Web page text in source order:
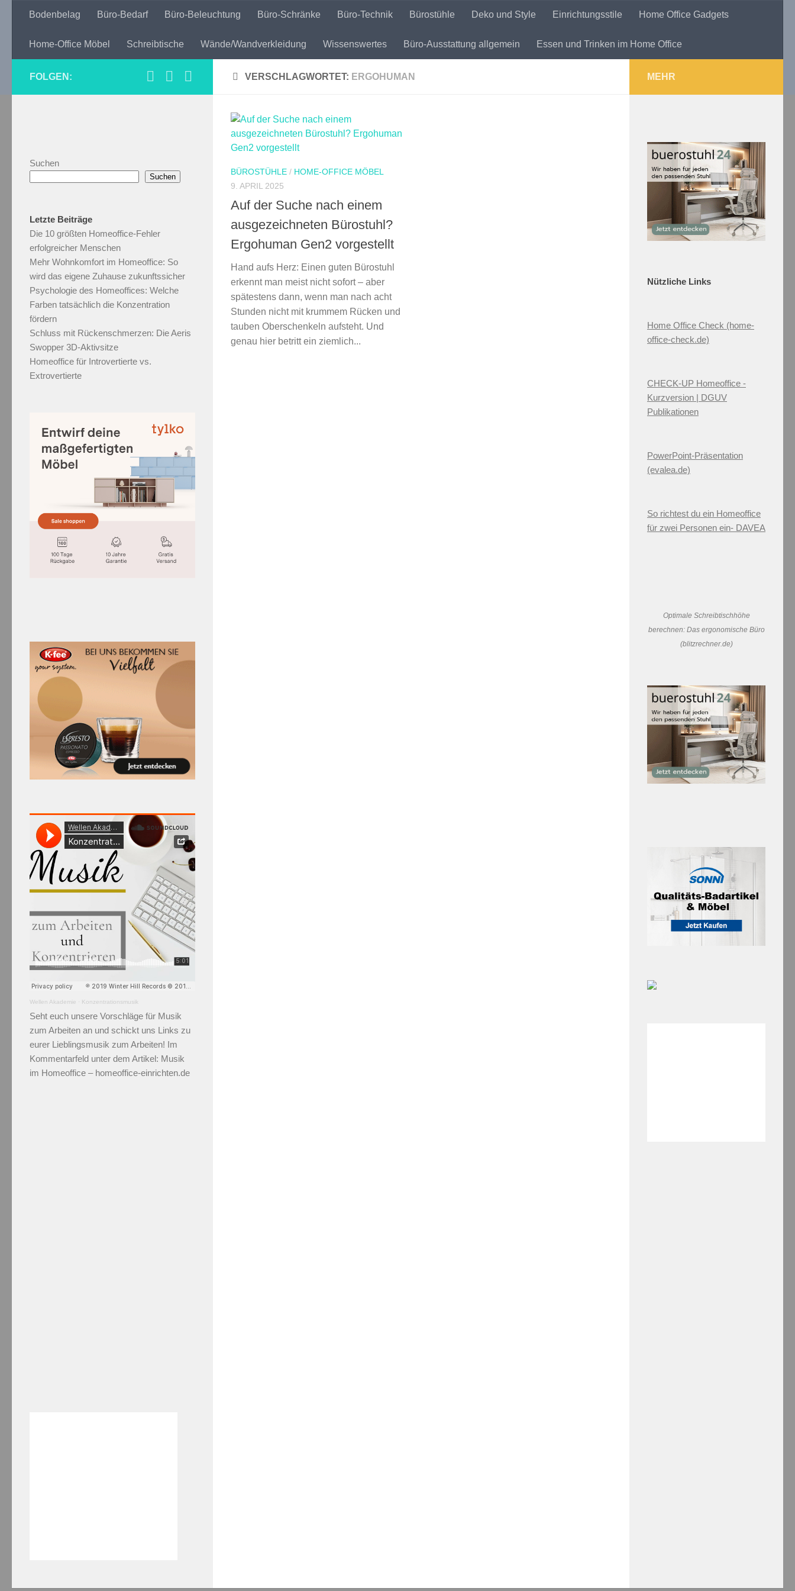
Zum Inhalt springen
Bodenbelag Büro-Bedarf Büro-Beleuchtung Büro-Schränke Büro-Technik Bürostühle Deko und Style Einrichtungsstile Home Office Gadgets
Home-Office Möbel Schreibtische Wände/Wandverkleidung Wissenswertes Büro-Ausstattung allgemein Essen und Trinken im Home Office
VERSCHLAGWORTET: ERGOHUMAN
BÜROSTÜHLE / HOME-OFFICE MÖBEL
9. APRIL 2025
Auf der Suche nach einem
ausgezeichneten Bürostuhl?
Ergohuman Gen2 vorgestellt
Hand aufs Herz: Einen guten Bürostuhl
erkennt man meist nicht sofort – aber
spätestens dann, wenn man nach acht
Stunden nicht mit krummem Rücken und
tauben Oberschenkeln aufsteht. Und
genau hier betritt ein ziemlich...
FOLGEN:
Suchen
Suchen
Letzte Beiträge
Die 10 größten Homeoffice-Fehler
erfolgreicher Menschen
Mehr Wohnkomfort im Homeoffice: So
wird das eigene Zuhause zukunftssicher
Psychologie des Homeoffices: Welche
Farben tatsächlich die Konzentration
fördern
Schluss mit Rückenschmerzen: Die Aeris
Swopper 3D-Aktivsitze
Homeoffice für Introvertierte vs.
Extrovertierte
Wellen Akademie · Konzentrationsmusik
Seht euch unsere Vorschläge für Musik
zum Arbeiten an und schickt uns Links zu
eurer Lieblingsmusik zum Arbeiten! Im
Kommentarfeld unter dem Artikel: Musik
im Homeoffice – homeoffice-einrichten.de
MEHR
Nützliche Links
Home Office Check (home-
office-check.de)
CHECK-UP Homeoffice -
Kurzversion | DGUV
Publikationen
PowerPoint-Präsentation
(evalea.de)
So richtest du ein Homeoffice
für zwei Personen ein- DAVEA
Optimale Schreibtischhöhe
berechnen: Das ergonomische Büro
(blitzrechner.de)